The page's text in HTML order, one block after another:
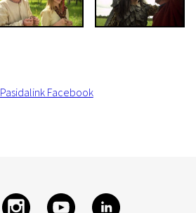
Pasidalink Facebook